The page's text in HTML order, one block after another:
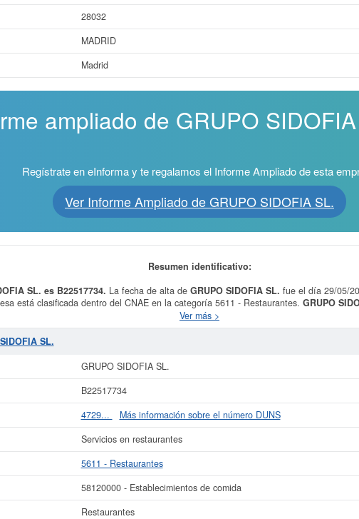
28032
MADRID
Madrid
ampliado de GRUPO
Regístrate en eInforma y te regalamos el Informe Ampliado de esta
Ver Informe Ampliado de GRUPO SIDOFIA SL.
Resumen identificativo:
SL. es B22517734. La fecha de alta de GRUPO SIDOFIA SL. fue el día 29/05/
está clasificada dentro del CNAE en la categoría 5611 - Restaurantes. GRUPO
58120000. Se ha consultado esta ficha un total de 6 veces, donde la última
de qué subvenciones puede solicitar esta empresa. El capital aproximado de
GRUPO SIDOFIA SL.
más datos de la empresa GRUPO SIDOFIA SL. puede
y consultar los resultados de sus años de actividad, así como los balances y cuentas
La última actualización del informe de empresa se ha realizado el 22/07/2026.
Ver más >
SL.
GRUPO SIDOFIA SL.
B22517734
4729...
Más información sobre el número DUNS
Servicios en restaurantes
5611 - Restaurantes
58120000 - Establecimientos de comida
Restaurantes